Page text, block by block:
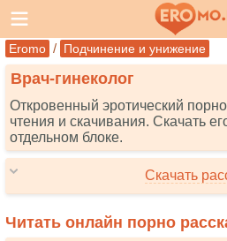
Eromo / Подчинение и унижение
Врач-гинеколог
Откровенный эротический
чтения и скачивания. Скачать
отдельном блоке.
Скачать
Читать онлайн порно